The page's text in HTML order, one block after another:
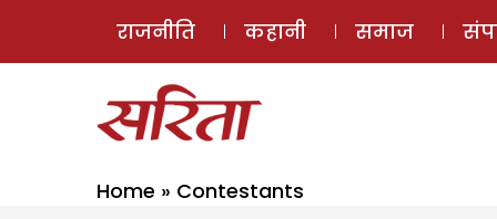
राजनीति कहानी समाज
Home » Contestants